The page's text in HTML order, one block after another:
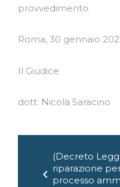
provvedimento.
Roma, 30 gennaio
Il Giudice
dott. Nicola Saracino
articoli
chevron_left
(Decreto
riparazione
processo